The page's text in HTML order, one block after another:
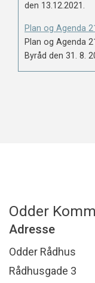
den 13.12.2021.
Plan og Agenda
Plan og Agenda
Byråd den 31. 8.
Odder
Adresse
Odder Rådhus
Rådhusgade 3